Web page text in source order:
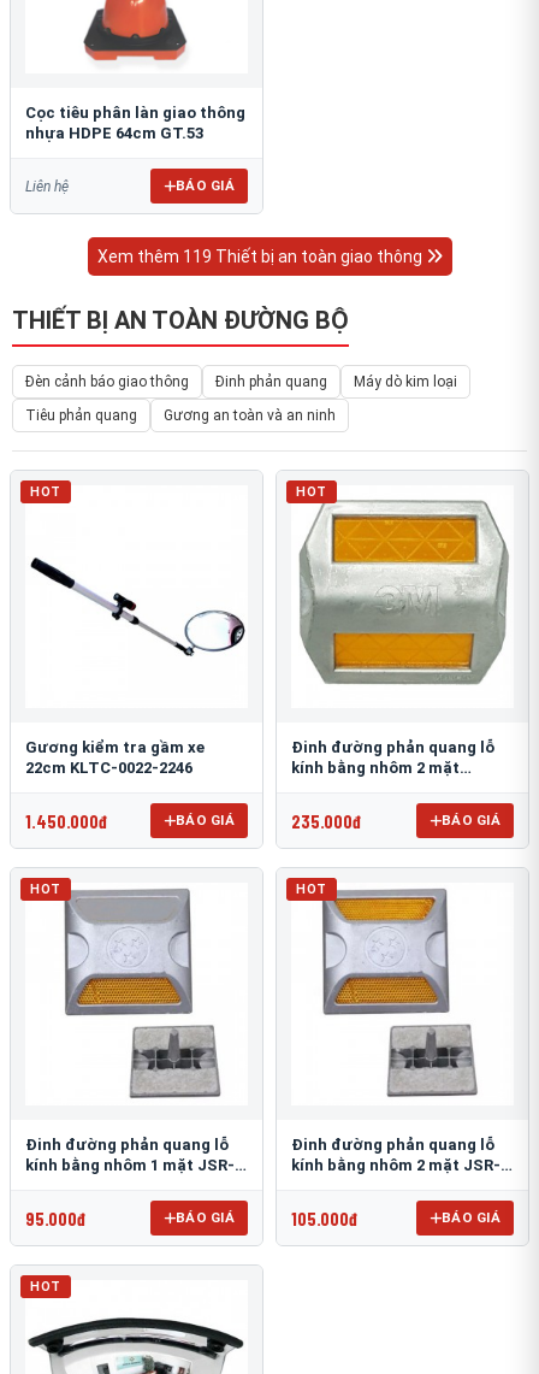
Cọc tiêu phân làn giao thông
nhựa HDPE 64cm GT.53
Liên hệ BÁO GIÁ
Xem thêm 119 Thiết bị an toàn giao thông
THIẾT BỊ AN TOÀN ĐƯỜNG BỘ
Đèn cảnh báo giao thông Đinh phản quang
Máy dò kim loại
Tiêu phản quang
Gương an toàn và an ninh
HOT
Gương kiểm tra gầm xe
22cm KLTC-0022-2246
1.450.000đ BÁO GIÁ
HOT
Đinh đường phản quang lỗ
kính bằng nhôm 2 mặt
235.000đ BÁO GIÁ
HOT
Đinh đường phản quang lỗ
kính bằng nhôm 1 mặt JSR-
95.000đ BÁO GIÁ
HOT
Đinh đường phản quang lỗ
kính bằng nhôm 2 mặt JSR-
105.000đ BÁO GIÁ
HOT